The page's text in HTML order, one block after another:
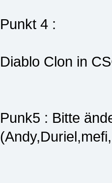
Punkt 4 :
Diablo Clon in
Punk5 : Bitte